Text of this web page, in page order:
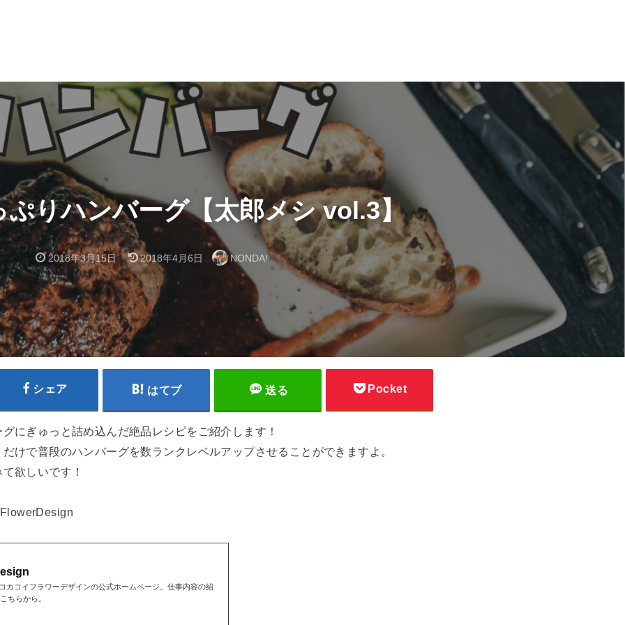
ぷりハンバーグ【太郎メシ vol.3】
2018年3月15日 2018年4月6日 NONDA!
シェア はてブ 送る Pocket
にぎゅっと詰め込んだ絶品レシピをご紹介します！
けで普段のハンバーグを数ランクレベルアップさせることができますよ。
欲しいです！
カコイフラワーデザインの公式ホームページ。仕事内容の紹
ちらから。